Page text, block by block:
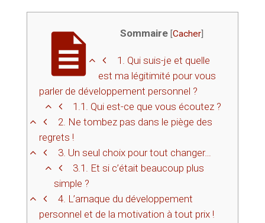
Sommaire [Cacher]
1. Qui suis-je et quelle
est ma légitimité pour vous
parler de développement personnel ?
1.1. Qui est-ce que vous écoutez ?
2. Ne tombez pas dans le piège des
regrets !
3. Un seul choix pour tout changer…
3.1. Et si c’était beaucoup plus
simple ?
4. L’arnaque du développement
personnel et de la motivation à tout prix !